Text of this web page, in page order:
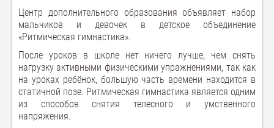
Центр дополнительного образования объявляет набор
мальчиков и девочек в детское объединение
«Ритмическая гимнастика».
После уроков в школе нет ничего лучше, чем снять
нагрузку активными физическими упражнениями, так как
на уроках ребёнок, большую часть времени находится в
статичной позе. Ритмическая гимнастика является одним
из способов снятия телесного и умственного
напряжения.